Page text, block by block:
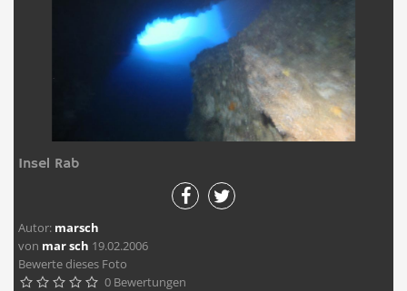
Insel Rab
Autor: marsch
von mar sch 19.02.2006
Bewerte dieses Foto
     0 Bewertungen